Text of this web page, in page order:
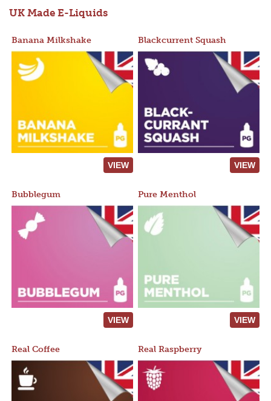
UK Made E-Liquids
Banana Milkshake
VIEW
Blackcurrent Squash
VIEW
Bubblegum
VIEW
Pure Menthol
VIEW
Real Coffee Real Raspberry